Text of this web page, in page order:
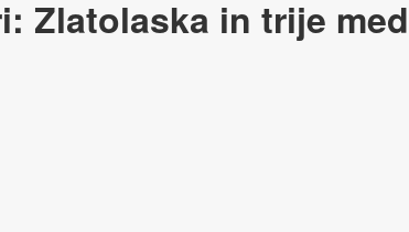
Zlatolaska in trije